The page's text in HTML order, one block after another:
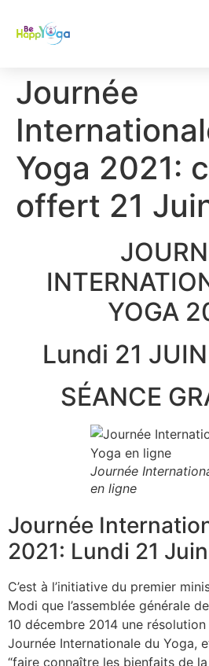
Journée
Yoga 2021:
offert 21
YOGA
Lundi 21
SÉANCE
Journée
en ligne
Journée
2021: Lundi 21
C’est à l’initiative du premier
Modi que l’assemblée générale
10 décembre 2014 une
Journée Internationale du Yoga,
“faire connaître les bienfaits de